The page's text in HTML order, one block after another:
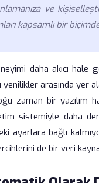
ve
kapsamlı bir
daha akıcı hale
arasında yer
zaman bir yazılım
sistemiyle daha
ayarlara bağlı
de bir veri